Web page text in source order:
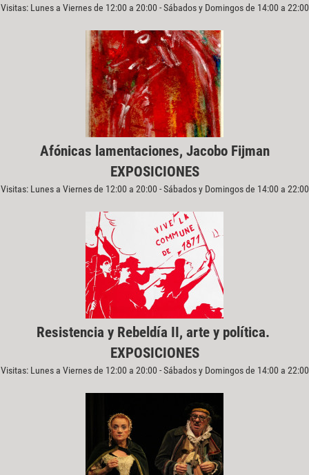
Visitas: Lunes a Viernes de 12:00 a 20:00 - Sábados y Domingos de 14:00 a 22:00
Afónicas lamentaciones, Jacobo Fijman
EXPOSICIONES
Visitas: Lunes a Viernes de 12:00 a 20:00 - Sábados y Domingos de 14:00 a 22:00
Resistencia y Rebeldía II, arte y política.
EXPOSICIONES
Visitas: Lunes a Viernes de 12:00 a 20:00 - Sábados y Domingos de 14:00 a 22:00